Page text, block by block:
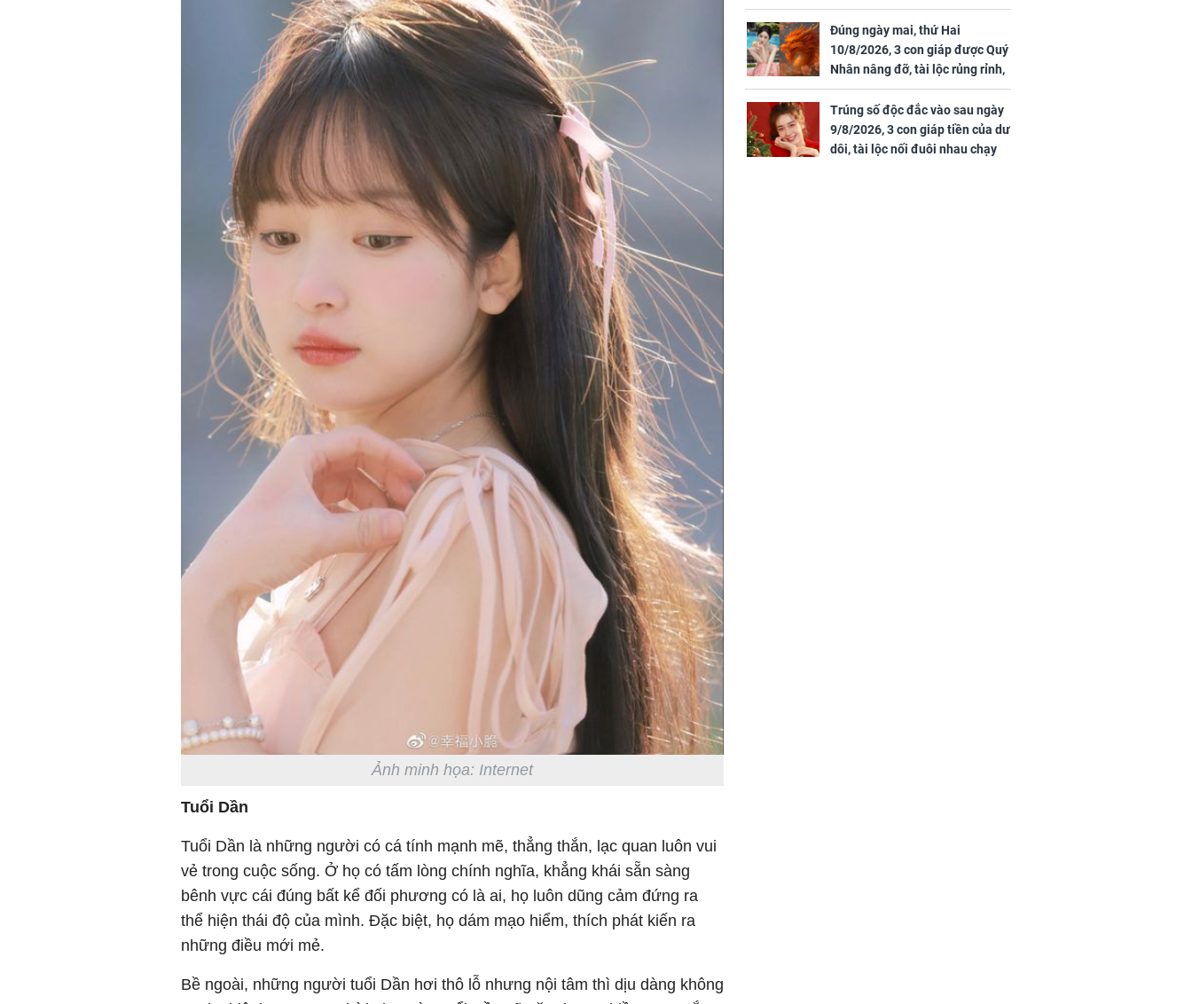
Ảnh minh họa: Internet
Tuổi Dần
Tuổi Dần là những người có cá tính mạnh mẽ, thẳng thắn, lạc quan luôn vui
vẻ trong cuộc sống. Ở họ có tấm lòng chính nghĩa, khẳng khái sẵn sàng
bênh vực cái đúng bất kể đối phương có là ai, họ luôn dũng cảm đứng ra
thể hiện thái độ của mình. Đặc biệt, họ dám mạo hiểm, thích phát kiến ra
những điều mới mẻ.
Bề ngoài, những người tuổi Dần hơi thô lỗ nhưng nội tâm thì dịu dàng không
đại thắng phòng vé,
doanh thu vượt 8.600
tỷ đồng
bạc nhiều như lá sung, sự
nghiệp vượng phát
Đúng ngày mai, thứ Hai
10/8/2026, 3 con giáp được Quý
Nhân nâng đỡ, tài lộc rủng rỉnh,
yên tâm hưởng vinh hoa Phú
Quý
Trúng số độc đắc vào sau ngày
9/8/2026, 3 con giáp tiền của dư
dôi, tài lộc nối đuôi nhau chạy